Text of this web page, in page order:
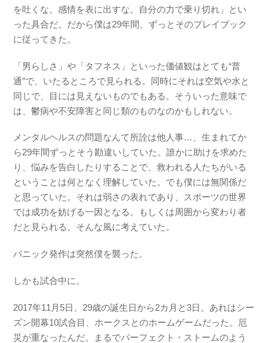
を吐くな。感情を表に出すな。自分の力で乗り切れ」とい
った具合だ。だから僕は29年間、ずっとそのプレイブック
に従ってきた。
「男らしさ」や「タフネス」といった価値観はとても“普
通”で、いたるところで見られる。同時にそれは空気や水と
同じで、目には見えないものでもある。そういった意味で
は、鬱病や不安障害と同じ類のものなのかもしれない。
メンタルヘルスの問題なんて所詮は他人事…、生まれてか
ら29年間ずっとそう勘違いしていた。誰かに助けを求めた
り、悩みを告白したりすることで、救われる人たちがいる
ということは何となく理解していた。でも僕には無関係だ
と思っていた。それは弱さの表れであり、スポーツの世界
では成功を妨げる一因となる。もしくは周囲から変わり者
だと見られる。そんな風に考えていた。
パニック発作は突然僕を襲った。
しかも試合中に。
2017年11月5日、29歳の誕生日から2カ月と3日。あれはシー
ズン開幕10試合目、ホークスとのホームゲームだった。厄
災が重なったんだ。まるでパーフェクト・ストームのよう